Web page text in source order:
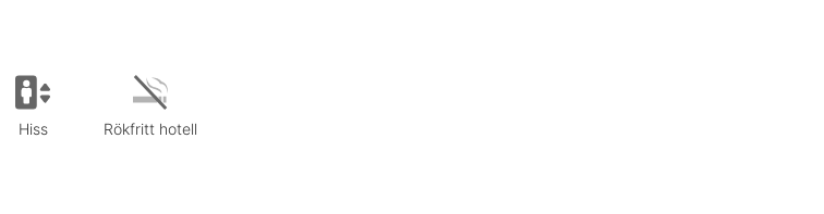
Hiss Rökfritt hotell